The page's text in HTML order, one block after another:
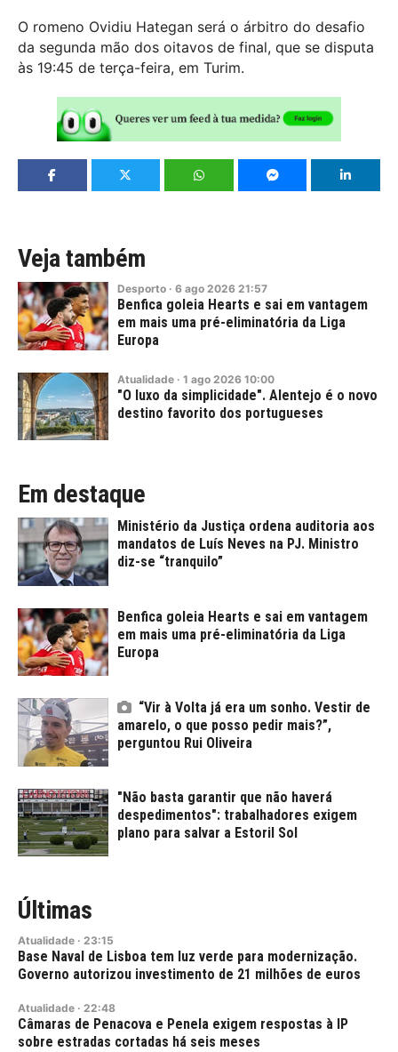
O romeno Ovidiu Hategan será o árbitro do desafio
da segunda mão dos oitavos de final, que se disputa
às 19:45 de terça-feira, em Turim.
Veja também
Desporto · 6 ago 2026 21:57
Benfica goleia Hearts e sai em vantagem
em mais uma pré-eliminatória da Liga
Europa
Atualidade · 1 ago 2026 10:00
"O luxo da simplicidade". Alentejo é o novo
destino favorito dos portugueses
Em destaque
Ministério da Justiça ordena auditoria aos
mandatos de Luís Neves na PJ. Ministro
diz-se “tranquilo”
Benfica goleia Hearts e sai em vantagem
em mais uma pré-eliminatória da Liga
Europa
“Vir à Volta já era um sonho. Vestir de
amarelo, o que posso pedir mais?”,
perguntou Rui Oliveira
"Não basta garantir que não haverá
despedimentos": trabalhadores exigem
plano para salvar a Estoril Sol
Últimas
Atualidade · 23:15
Base Naval de Lisboa tem luz verde para modernização.
Governo autorizou investimento de 21 milhões de euros
Atualidade · 22:48
Câmaras de Penacova e Penela exigem respostas à IP
sobre estradas cortadas há seis meses